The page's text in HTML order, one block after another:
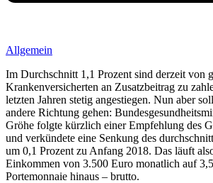
Allgemein
Im Durchschnitt 1,1 Prozent sind derzeit von
Krankenversicherten an Zusatzbeitrag zu
letzten Jahren stetig angestiegen. Nun aber
andere Richtung gehen:
Gröhe folgte kürzlich einer Empfehlung des
und verkündete eine Senkung des
um 0,1 Prozent zu Anfang 2018. Das läuft
Einkommen von 3.500 Euro monatlich auf
Portemonnaie hinaus – brutto.